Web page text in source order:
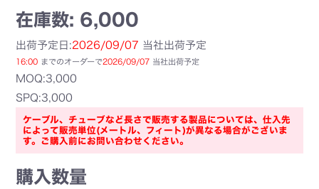
在庫数: 6,000
出荷予定日:2026/09/07 当社出荷予定
16:00 までのオーダーで2026/09/07 当社出荷予定
MOQ:3,000
SPQ:3,000
ケーブル、チューブなど長さで販売する製品については、仕入先
によって販売単位(メートル、フィート)が異なる場合がございま
す。ご購入前にお問い合わせください。
購入数量